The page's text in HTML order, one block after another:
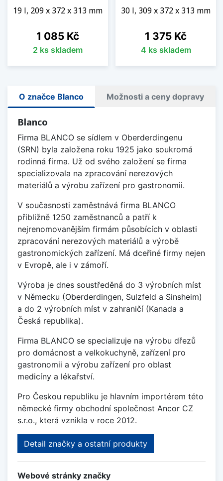
19 l, 209 x 372 x 313 mm
Cena
1 085 Kč
2 ks skladem
30 l, 309 x 372 x 313 mm
Cena
1 375 Kč
4 ks skladem
O značce Blanco Možnosti a ceny dopravy
Blanco
Firma BLANCO se sídlem v Oberderdingenu
(SRN) byla založena roku 1925 jako soukromá
rodinná firma. Už od svého založení se firma
specializovala na zpracování nerezových
materiálů a výrobu zařízení pro gastronomii.
V současnosti zaměstnává firma BLANCO
přibližně 1250 zaměstnanců a patří k
nejrenomovanějším firmám působících v oblasti
zpracování nerezových materiálů a výrobě
gastronomických zařízení. Má dceřiné firmy nejen
v Evropě, ale i v zámoří.
Výroba je dnes soustředěná do 3 výrobních míst
v Německu (Oberderdingen, Sulzfeld a Sinsheim)
a do 2 výrobních míst v zahraničí (Kanada a
Česká republika).
Firma BLANCO se specializuje na výrobu dřezů
pro domácnost a velkokuchyně, zařízení pro
gastronomii a výrobu zařízení pro oblast
medicíny a lékařství.
Pro Českou republiku je hlavním importérem této
německé firmy obchodní společnost Ancor CZ
s.r.o., která vznikla v roce 2012.
Detail značky a ostatní produkty
Webové stránky značky